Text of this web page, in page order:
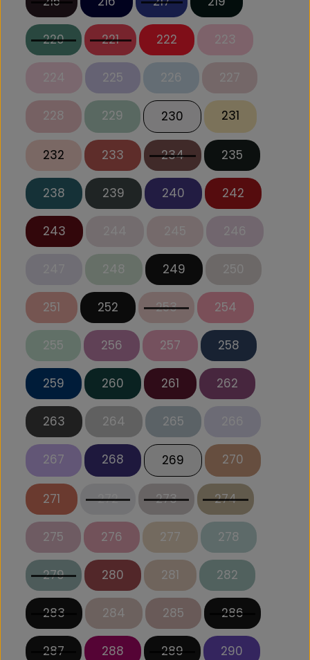
220 221 222 223
224 225 226 227
228 229 230 231
232 233 234 235
238 239 240 242
243 246
248 249 250
251 252 253 254
255 256 257 258
259 260 261 262
263 264 265
267 268 269 270
271 272 273 274
275 276 277 278
279 280 281 282
283 284 285 286
287 288 289 290